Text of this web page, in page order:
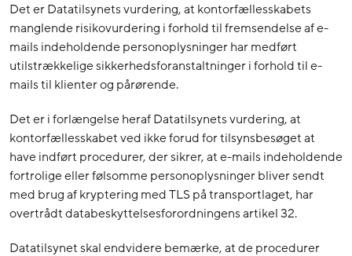
Det er Datatilsynets vurdering, at kontorfællesskabets
manglende risikovurdering i forhold til fremsendelse af e-
mails indeholdende personoplysninger har medført
utilstrækkelige sikkerhedsforanstaltninger i forhold til e-
mails til klienter og pårørende.
Det er i forlængelse heraf Datatilsynets vurdering, at
kontorfællesskabet ved ikke forud for tilsynsbesøget at
have indført procedurer, der sikrer, at e-mails indeholdende
fortrolige eller følsomme personoplysninger bliver sendt
med brug af kryptering med TLS på transportlaget, har
overtrådt databeskyttelsesforordningens artikel 32.
Datatilsynet skal endvidere bemærke, at de procedurer